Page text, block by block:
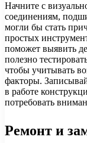
Начните с
соединениям,
могли бы стать
простых
поможет выявить
полезно
чтобы учитывать
факторы.
в работе
потребовать
Ремонт и